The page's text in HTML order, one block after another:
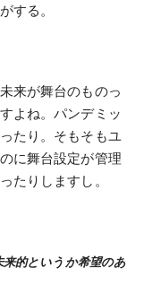
する。
来が舞台のものっ
よね。パンデミッ
たり。そもそもユ
に舞台設定が管理
たりしますし。
的というか希望のあ